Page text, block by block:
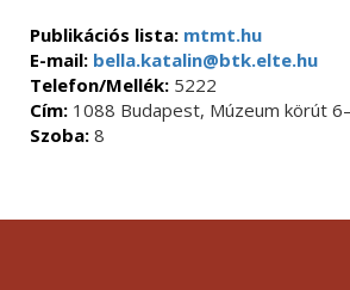
Publikációs lista: mtmt.hu
E-mail: bella.katalin@btk.elte.hu
Telefon/Mellék: 5222
Cím: 1088 Budapest, Múzeum körút
Szoba: 8